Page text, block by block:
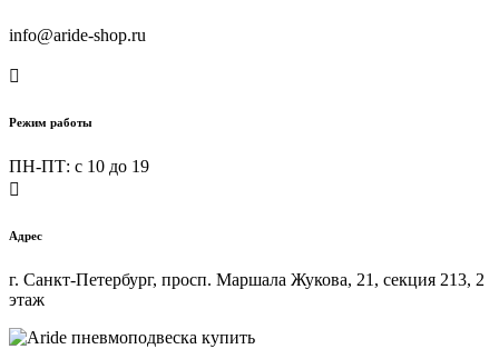
info@aride-shop.ru

Режим работы
ПН-ПТ: c 10 до 19

Адрес
г. Санкт-Петербург, просп. Маршала Жукова, 21, секция 213, 2
этаж